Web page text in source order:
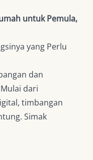
untuk Pemula,
yang Perlu
dan
dari
timbangan
Simak